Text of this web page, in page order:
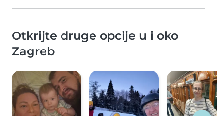
Otkrijte druge opcije u i oko
Zagreb